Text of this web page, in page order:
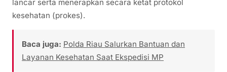
lancar serta menerapkan secara ketat protokol
kesehatan (prokes).
Baca juga: Polda Riau Salurkan Bantuan dan
Layanan Kesehatan Saat Ekspedisi MP